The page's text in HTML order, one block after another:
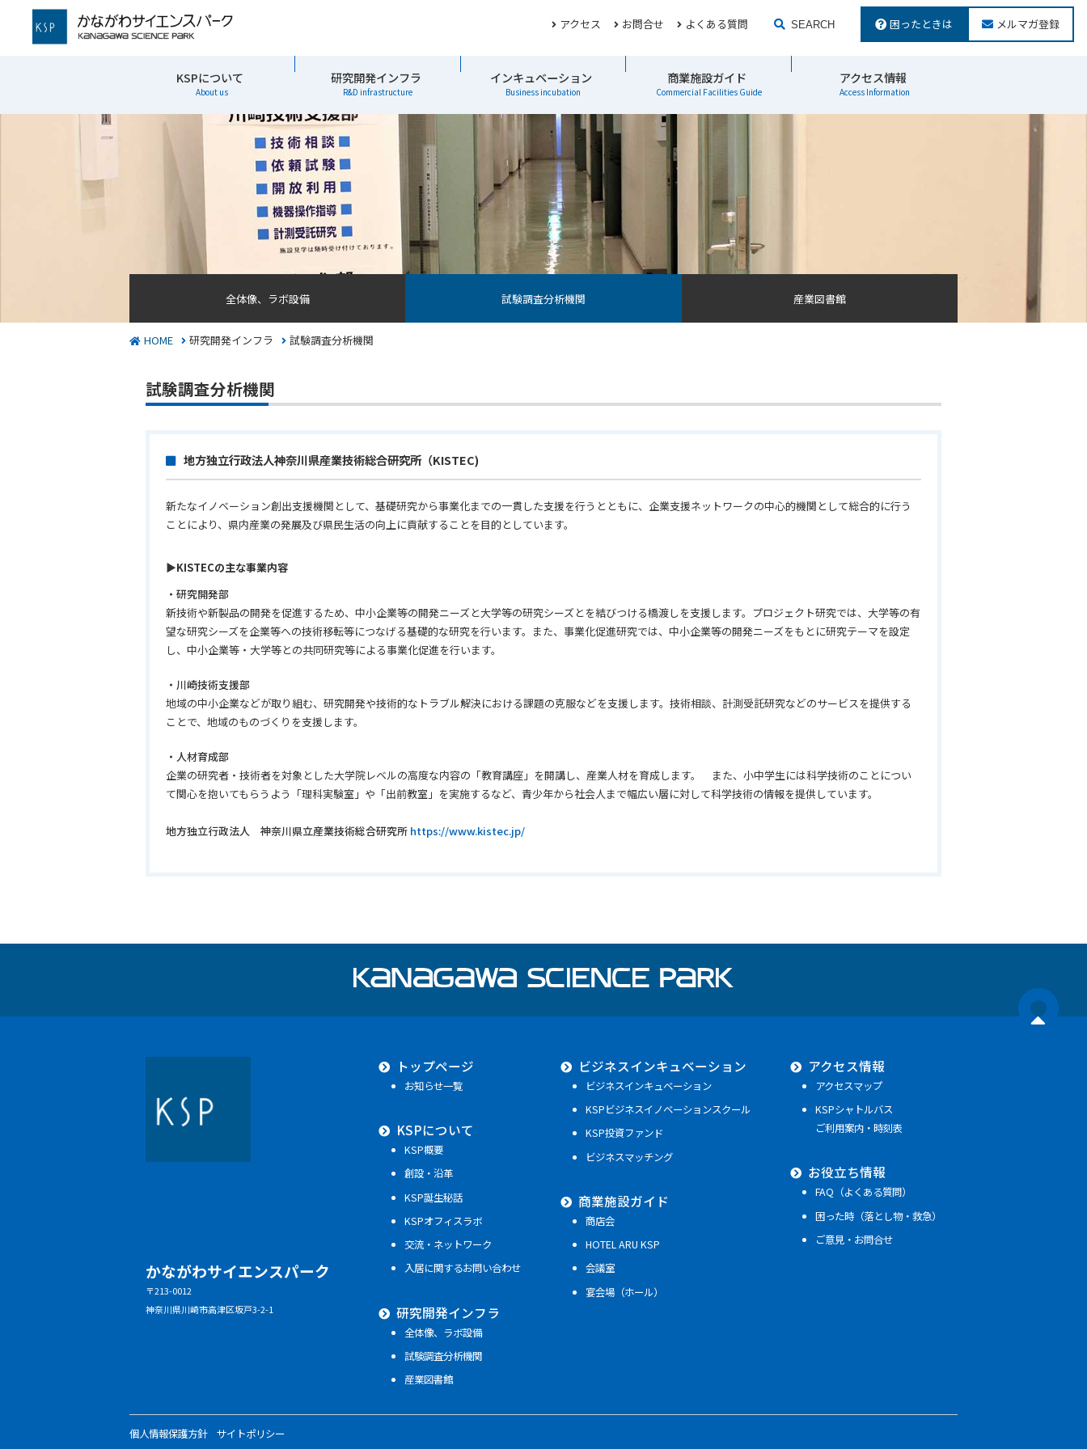
アクセス お問合せ よくある質問 SEARCH 困ったときは メルマガ登録
KSPについて
About us
研究開発インフラ
R&D infrastructure
インキュベーション
Business incubation
商業施設ガイド
Commercial Facilities Guide
アクセス情報
Access Information
全体像、ラボ設備 試験調査分析機関 産業図書館
HOME 研究開発インフラ 試験調査分析機関
試験調査分析機関
地方独立行政法人神奈川県産業技術総合研究所（KISTEC)
新たなイノベーション創出支援機関として、基礎研究から事業化までの一貫した支援を行うとともに、企業支援ネットワークの中心的機関として総合的に行う
ことにより、県内産業の発展及び県民生活の向上に貢献することを目的としています。
▶KISTECの主な事業内容
・研究開発部
新技術や新製品の開発を促進するため、中小企業等の開発ニーズと大学等の研究シーズとを結びつける橋渡しを支援します。プロジェクト研究では、大学等の有
望な研究シーズを企業等への技術移転等につなげる基礎的な研究を行います。また、事業化促進研究では、中小企業等の開発ニーズをもとに研究テーマを設定
し、中小企業等・大学等との共同研究等による事業化促進を行います。
・川崎技術支援部
地域の中小企業などが取り組む、研究開発や技術的なトラブル解決における課題の克服などを支援します。技術相談、計測受託研究などのサービスを提供する
ことで、地域のものづくりを支援します。
・人材育成部
企業の研究者・技術者を対象とした大学院レベルの高度な内容の「教育講座」を開講し、産業人材を育成します。 また、小中学生には科学技術のことについ
て関心を抱いてもらうよう「理科実験室」や「出前教室」を実施するなど、青少年から社会人まで幅広い層に対して科学技術の情報を提供しています。
地方独立行政法人 神奈川県立産業技術総合研究所 https://www.kistec.jp/
かながわサイエンスパーク
〒213-0012
神奈川県川崎市高津区坂戸3-2-1
トップページ
お知らせ一覧
KSPについて
KSP概要
創設・沿革
KSP誕生秘話
KSPオフィスラボ
交流・ネットワーク
入居に関するお問い合わせ
研究開発インフラ
全体像、ラボ設備
試験調査分析機関
産業図書館
ビジネスインキュベーション
ビジネスインキュベーション
KSPビジネスイノベーションスクール
KSP投資ファンド
ビジネスマッチング
商業施設ガイド
商店会
HOTEL ARU KSP
会議室
宴会場（ホール）
アクセス情報
アクセスマップ
KSPシャトルバス
ご利用案内・時刻表
お役立ち情報
FAQ（よくある質問）
困った時（落とし物・救急）
ご意見・お問合せ
個人情報保護方針 サイトポリシー